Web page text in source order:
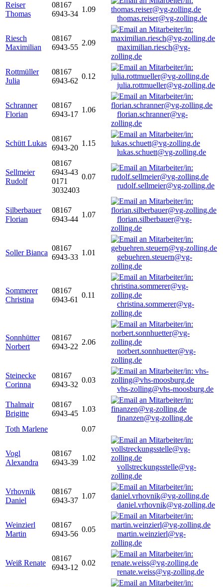
Reiser
Thomas
08167
6943-34
1.09
thomas.reiser@vg-zolling.de
Riesch
Maximilian
08167
6943-55
2.09
maximilian.riesch@vg-
zolling.de
Rottmüller
Julia
08167
6943-62
0.12
julia.rottmueller@vg-zolling.de
Schranner
Florian
08167
6943-17
1.06
florian.schranner@vg-
zolling.de
Schütt Lukas
08167
6943-20
1.15
lukas.schuett@vg-zolling.de
Sellmeier
Rudolf
08167
6943-43
0171
3032403
0.07
rudolf.sellmeier@vg-zolling.de
Silberbauer
Florian
08167
6943-44
1.07
florian.silberbauer@vg-
zolling.de
Soller Bianca
08167
6943-33
1.01
gebuehren.steuern@vg-
zolling.de
Sommerer
Christina
08167
6943-61
0.11
christina.sommerer@vg-
zolling.de
Sonnhütter
Norbert
08167
6943-22
2.06
norbert.sonnhuetter@vg-
zolling.de
Steinecke
Corinna
08167
6943-32
0.03
vhs-zolling@vhs-moosburg.de
Thalmair
Brigitte
08167
6943-45
1.03
finanzen@vg-zolling.de
Toth Marlene
0.07
Vogl
Alexandra
08167
6943-39
1.02
vollstreckungsstelle@vg-
zolling.de
Vrhovnik
Daniel
08167
6943-37
1.07
daniel.vrhovnik@vg-zolling.de
Weinzierl
Martin
08167
6943-56
0.05
martin.weinzierl@vg-
zolling.de
Weiß Renate
08167
6943-12
0.02
renate.weiss@vg-zolling.de